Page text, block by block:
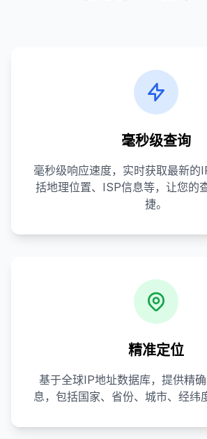
毫秒级查询
毫秒级响应速度，实时获取最新的
括地理位置、ISP信息等，让您的
捷。
精准定位
基于全球IP地址数据库，提供精
息，包括国家、省份、城市、经纬